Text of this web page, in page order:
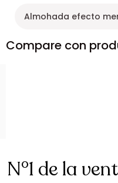
Almohada efecto
Compare con
N°1 de la